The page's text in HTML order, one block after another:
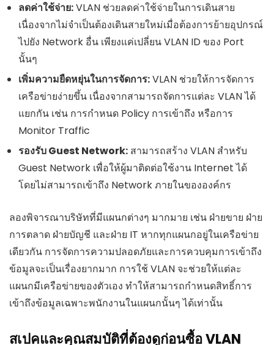
ลดค่าใช้จ่าย:VLAN ช่วยลดค่าใช้จ่ายในการเดินสาย
เนื่องจากไม่จำเป็นต้องเดินสายใหม่เมื่อต้องการย้ายอุปกรณ์
ไปยัง Network อื่น เพียงแค่เปลี่ยน VLAN ID ของ Port
นั้นๆ
เพิ่มความยืดหยุ่นในการจัดการ:VLAN ช่วยให้การจัดการ
เครือข่ายง่ายขึ้น เนื่องจากสามารถจัดการแต่ละ VLAN ได้
แยกกัน เช่น การกำหนด Policy การเข้าถึง หรือการ
Monitor Traffic
รองรับ Guest Network: สามารถสร้าง VLAN สำหรับ
Guest Network เพื่อให้ผู้มาติดต่อใช้งาน Internet ได้
โดยไม่สามารถเข้าถึง Network ภายในขององค์กร
ลองพิจารณาบริษัทที่มีแผนกต่างๆ มากมาย เช่น ฝ่ายขาย ฝ่าย
การตลาด ฝ่ายบัญชี และฝ่าย IT หากทุกแผนกอยู่ในเครือข่าย
เดียวกัน การจัดการความปลอดภัยและการควบคุมการเข้าถึง
ข้อมูลจะเป็นเรื่องยากมาก การใช้ VLAN จะช่วยให้แต่ละ
แผนกมีเครือข่ายของตัวเอง ทำให้สามารถกำหนดสิทธิ์การ
เข้าถึงข้อมูลเฉพาะพนักงานในแผนกนั้นๆ ได้เท่านั้น
สเปคและคุณสมบัติที่ต้องดูก่อนซื้อ VLAN